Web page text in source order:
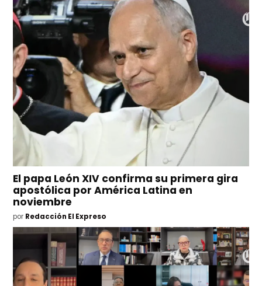
El papa León XIV confirma su primera gira
apostólica por América Latina en
noviembre
por Redacción El Expreso